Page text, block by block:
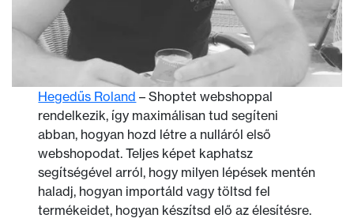
Hegedűs Roland – Shoptet webshoppal
rendelkezik, így maximálisan tud segíteni
abban, hogyan hozd létre a nulláról első
webshopodat. Teljes képet kaphatsz
segítségével arról, hogy milyen lépések mentén
haladj, hogyan importáld vagy töltsd fel
termékeidet, hogyan készítsd elő az élesítésre.